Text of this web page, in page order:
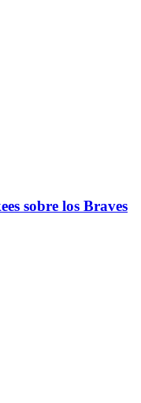
sobre los Braves